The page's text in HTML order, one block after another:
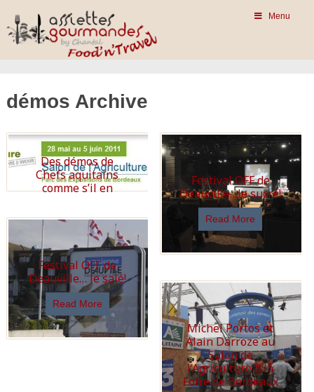
Menu
démos Archive
Des démos de
Chefs aquitains
comme s’il en
Read More
Festival OFF de
Deauville…le sucré!
Read More
Festival OFF de
Deauville… le salé!
Read More
Michel Portos et
Alain Darroze au
Salon de
l’Agriculture à la
Foire de Bordeaux